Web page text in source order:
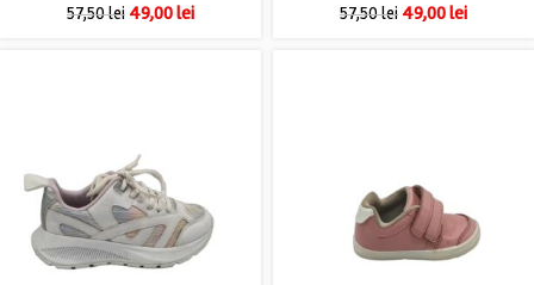
57,50lei 49,00lei 57,50lei 49,00lei